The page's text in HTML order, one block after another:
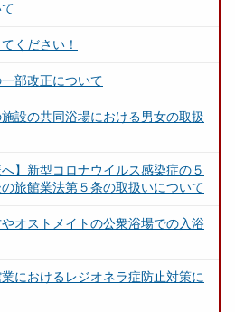
ください！
部改正について
設の共同浴場における男女の取扱
へ】新型コロナウイルス感染症の５
旅館業法第５条の取扱いについて
オストメイトの公衆浴場での入浴
におけるレジオネラ症防止対策に